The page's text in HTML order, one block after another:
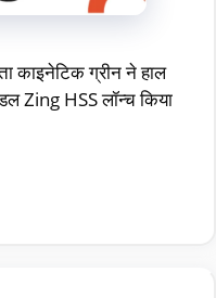
काइनेटिक ग्रीन ने हाल
Zing HSS लॉन्च किया